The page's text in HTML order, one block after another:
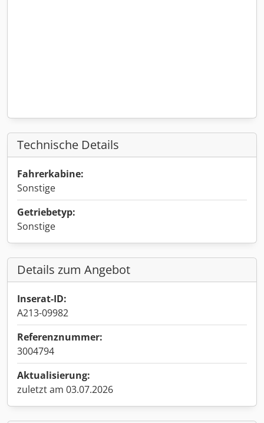
Technische Details
Fahrerkabine:
Sonstige
Getriebetyp:
Sonstige
Details zum Angebot
Inserat-ID:
A213-09982
Referenznummer:
3004794
Aktualisierung:
zuletzt am 03.07.2026